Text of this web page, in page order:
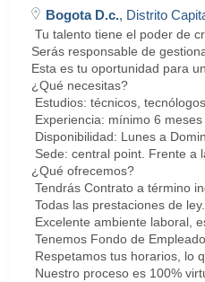
Bogota D.c., Distrito
Tu talento tiene el poder de
Serás responsable de
Esta es tu oportunidad para
¿Qué necesitas?
Estudios: técnicos,
Experiencia: mínimo 6
Disponibilidad: Lunes a
Sede: central point. Frente a
¿Qué ofrecemos?
Tendrás Contrato a término
Todas las prestaciones de
Excelente ambiente laboral,
Tenemos Fondo de
Respetamos tus horarios, lo
Nuestro proceso es 100%